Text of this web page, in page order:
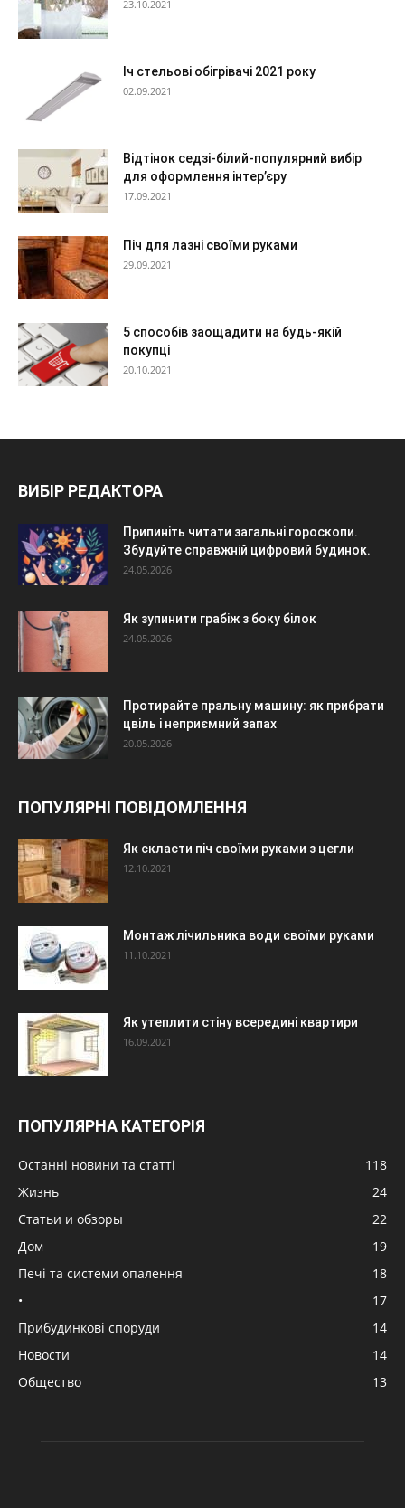
23.10.2021
Іч стельові обігрівачі 2021 року
02.09.2021
Відтінок седзі-білий-популярний вибір
для оформлення інтер’єру
17.09.2021
Піч для лазні своїми руками
29.09.2021
5 способів заощадити на будь-якій
покупці
20.10.2021
ВИБІР РЕДАКТОРА
Припиніть читати загальні гороскопи.
Збудуйте справжній цифровий будинок.
24.05.2026
Як зупинити грабіж з боку білок
24.05.2026
Протирайте пральну машину: як прибрати
цвіль і неприємний запах
20.05.2026
ПОПУЛЯРНІ ПОВІДОМЛЕННЯ
Як скласти піч своїми руками з цегли
12.10.2021
Монтаж лічильника води своїми руками
11.10.2021
Як утеплити стіну всередині квартири
16.09.2021
ПОПУЛЯРНА КАТЕГОРІЯ
Останні новини та статті
118
Жизнь
24
Статьи и обзоры
22
Дом
19
Печі та системи опалення
18
•
17
Прибудинкові споруди
14
Новости
14
Общество
13